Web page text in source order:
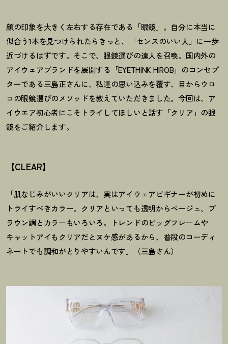
顔の印象を大きく左右する存在である「眼鏡」。自分に本当に
似合う1本を見つけられたらきっと、「センスのいい人」に一歩
近づけるはずです。そこで、眼鏡選びの達人を召喚。国内外の
アイウェアブランドを展開する「EYETHINK HIROB」のコンセプ
ターである三島正さんに、私達の思い込みを覆す、目からウロ
コの眼鏡選びのメソッドを教えていただきました。今回は、ア
イウエア初心者にこそトライしてほしいと話す「クリア」の眼
鏡をご紹介します。
【CLEAR】
「肌なじみがいいクリアは、実はアイウェアビギナーが初めに
トライすべきカラー。クリアといっても透明からベージュ、ブ
ラウン調とカラーもいろいろ。トレンドのビッグフレームや
キャットアイもクリアだとヌケ感があるから、普段のコーディ
ネートでも調和がとりやすいんです」（三島さん）